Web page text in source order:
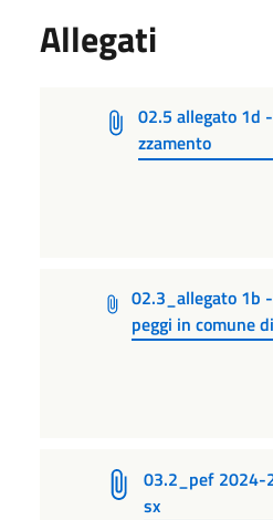
Allegati
02.5 allegato 1d
zzamento
02.3_allegato 1b
peggi in comune
03.2_pef 2024-
sx